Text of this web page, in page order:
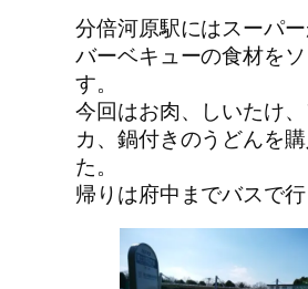
分倍河原駅にはスーパ
バーベキューの食材を
す。
今回はお肉、しいたけ
カ、鍋付きのうどんを
た。
帰りは府中までバスで行